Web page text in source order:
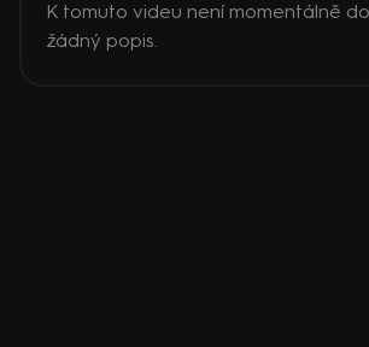
K tomuto videu není momentálně
žádný popis.